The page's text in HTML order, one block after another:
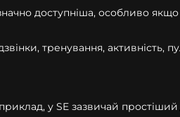
доступніша, особливо
тренування, активність,
у SE зазвичай